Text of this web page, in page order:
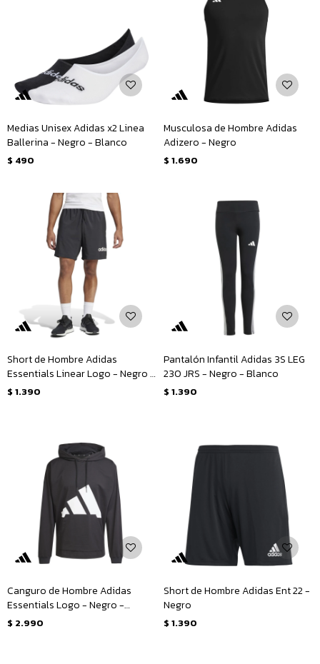
Medias Unisex Adidas x2 Linea
Ballerina - Negro - Blanco
$ 490
Musculosa de Hombre Adidas
Adizero - Negro
$ 1.690
Short de Hombre Adidas
Essentials Linear Logo - Negro -
Blanco
$ 1.390
Pantalón Infantil Adidas 3S LEG
230 JRS - Negro - Blanco
$ 1.390
Canguro de Hombre Adidas
Essentials Logo - Negro -
Blanco
$ 2.990
Short de Hombre Adidas Ent 22 -
Negro
$ 1.390